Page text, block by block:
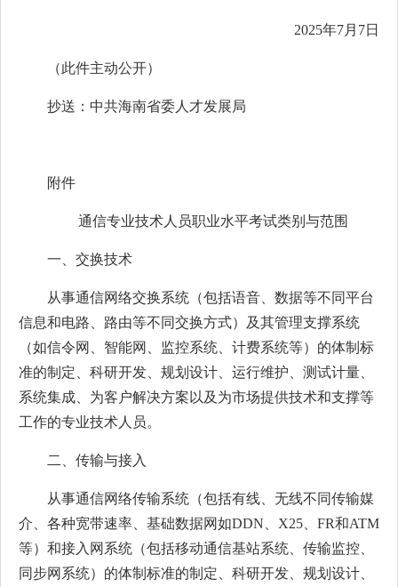
2025年7月7日
（此件主动公开）
抄送：中共海南省委人才发展局
附件
通信专业技术人员职业水平考试类别与范围
一、交换技术
从事通信网络交换系统（包括语音、数据等不同平台
信息和电路、路由等不同交换方式）及其管理支撑系统
（如信令网、智能网、监控系统、计费系统等）的体制标
准的制定、科研开发、规划设计、运行维护、测试计量、
系统集成、为客户解决方案以及为市场提供技术和支撑等
工作的专业技术人员。
二、传输与接入
从事通信网络传输系统（包括有线、无线不同传输媒
介、各种宽带速率、基础数据网如DDN、X25、FR和ATM
等）和接入网系统（包括移动通信基站系统、传输监控、
同步网系统）的体制标准的制定、科研开发、规划设计、